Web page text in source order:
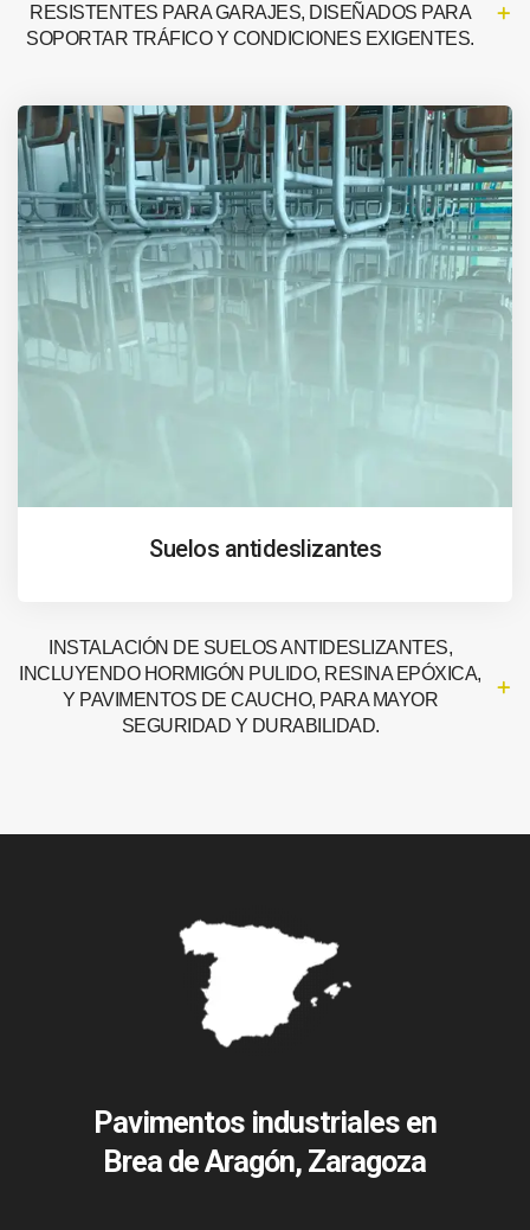
RESISTENTES PARA GARAJES, DISEÑADOS PARA
SOPORTAR TRÁFICO Y CONDICIONES EXIGENTES.
Suelos antideslizantes
INSTALACIÓN DE SUELOS ANTIDESLIZANTES,
INCLUYENDO HORMIGÓN PULIDO, RESINA EPÓXICA,
Y PAVIMENTOS DE CAUCHO, PARA MAYOR
SEGURIDAD Y DURABILIDAD.
Pavimentos industriales en
Brea de Aragón, Zaragoza